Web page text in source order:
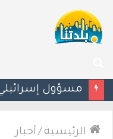
عن
الرئيسية / أخبار